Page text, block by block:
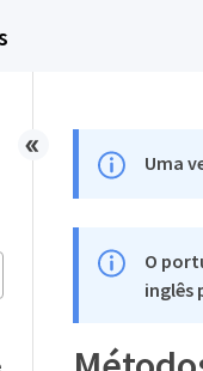
Uma
O
inglês